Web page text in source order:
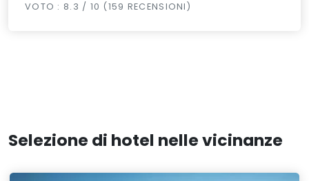
VOTO : 8.3 / 10 (159 RECENSIONI)
Selezione di hotel nelle vicinanze